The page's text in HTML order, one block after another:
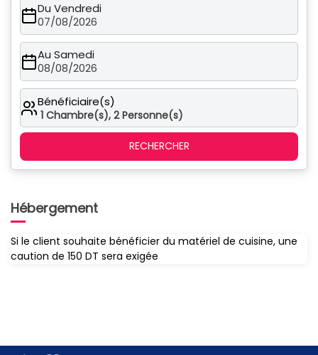
Du Vendredi
07/08/2026
Au Samedi
08/08/2026
Bénéficiaire(s)
1 Chambre(s), 2Personne(s)
RECHERCHER
Hébergement
Si le client souhaite bénéficier du matériel de cuisine, une
caution de 150 DT sera exigée